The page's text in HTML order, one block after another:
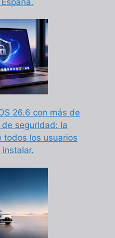
26.6 con más de
seguridad: la
todos los usuarios